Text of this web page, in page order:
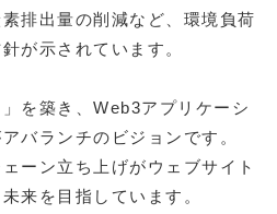
排出量の削減など、環境負荷
が示されています。
を築き、Web3アプリケーシ
バランチのビジョンです。
ーン立ち上げがウェブサイト
来を目指しています。